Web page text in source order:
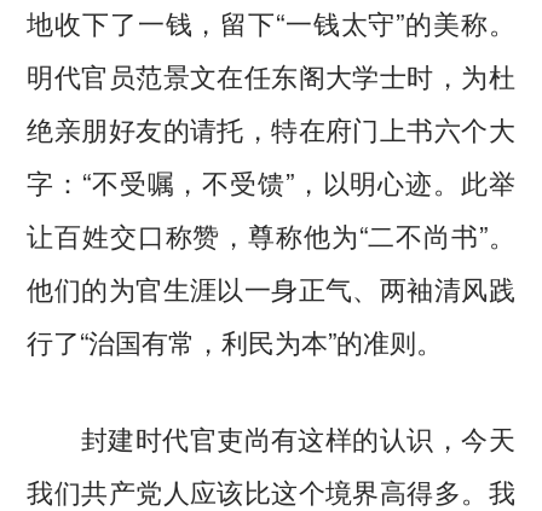
地收下了一钱，留下“一钱太守”的美称。
明代官员范景文在任东阁大学士时，为杜
绝亲朋好友的请托，特在府门上书六个大
字：“不受嘱，不受馈”，以明心迹。此举
让百姓交口称赞，尊称他为“二不尚书”。
他们的为官生涯以一身正气、两袖清风践
行了“治国有常，利民为本”的准则。
封建时代官吏尚有这样的认识，今天
我们共产党人应该比这个境界高得多。我